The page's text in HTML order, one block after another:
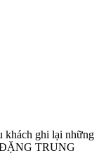
khách ghi lại những
ĐẶNG TRUNG